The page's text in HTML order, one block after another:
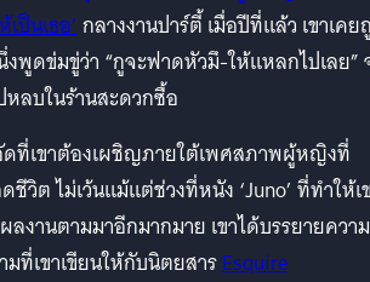
ป็นเธอ’กลางงานปาร์ตี้ เมื่อปีที่แล้ว เขาเคย
พูดข่มขู่ว่า “กูจะฟาดหัวมึ-ให้แหลกไปเลย”
หลบในร้านสะดวกซื้อ
ที่เขาต้องเผชิญภายใต้เพศสภาพผู้หญิงที่
วิต ไม่เว้นแม้แต่ช่วงที่หนัง ‘Juno’ ที่ทำให้เ
ลงานตามมาอีกมากมาย เขาได้บรรยายความ
ที่เขาเขียนให้กับนิตยสารEsquire